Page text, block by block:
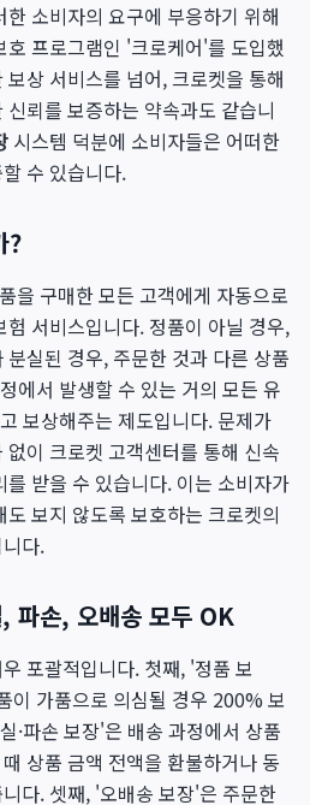
소비자의 요구에 부응하기 위해
프로그램인 '크로케어'를 도입했
보상 서비스를 넘어, 크로켓을 통해
뢰를 보증하는 약속과도 같습니
시스템 덕분에 소비자들은 어떠한
수 있습니다.
?
을 구매한 모든 고객에게 자동으로
서비스입니다. 정품이 아닐 경우,
실된 경우, 주문한 것과 다른 상품
에서 발생할 수 있는 거의 모든 유
보상해주는 제도입니다. 문제가
이 크로켓 고객센터를 통해 신속
받을 수 있습니다. 이는 소비자가
보지 않도록 보호하는 크로켓의
다.
파손, 오배송 모두 OK
포괄적입니다. 첫째, '정품 보
이 가품으로 의심될 경우 200% 보
·파손 보장'은 배송 과정에서 상품
상품 금액 전액을 환불하거나 동
다. 셋째, '오배송 보장'은 주문한